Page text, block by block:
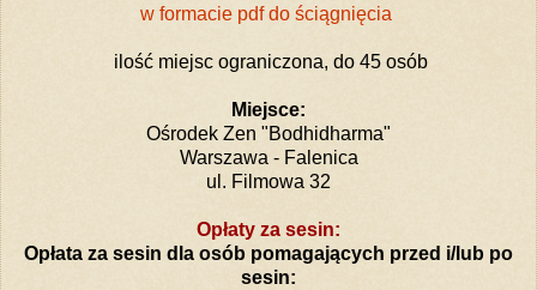
w formacie pdf do ściągnięcia
ilość miejsc ograniczona, do 45 osób
Miejsce:
Ośrodek Zen "Bodhidharma"
Warszawa - Falenica
ul. Filmowa 32
Opłaty za sesin:
Opłata za sesin dla osób pomagających przed i/lub po
sesin: